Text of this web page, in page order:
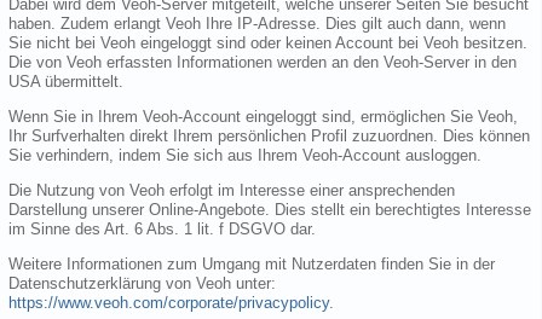
Dabei wird dem Veoh-Server mitgeteilt, welche unserer Seiten Sie besucht
haben. Zudem erlangt Veoh Ihre IP-Adresse. Dies gilt auch dann, wenn
Sie nicht bei Veoh eingeloggt sind oder keinen Account bei Veoh besitzen.
Die von Veoh erfassten Informationen werden an den Veoh-Server in den
USA übermittelt.
Wenn Sie in Ihrem Veoh-Account eingeloggt sind, ermöglichen Sie Veoh,
Ihr Surfverhalten direkt Ihrem persönlichen Profil zuzuordnen. Dies können
Sie verhindern, indem Sie sich aus Ihrem Veoh-Account ausloggen.
Die Nutzung von Veoh erfolgt im Interesse einer ansprechenden
Darstellung unserer Online-Angebote. Dies stellt ein berechtigtes Interesse
im Sinne des Art. 6 Abs. 1 lit. f DSGVO dar.
Weitere Informationen zum Umgang mit Nutzerdaten finden Sie in der
Datenschutzerklärung von Veoh unter:
https://www.veoh.com/corporate/privacypolicy.